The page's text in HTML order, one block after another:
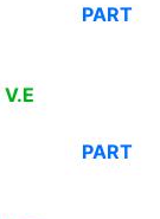
PART
V.E
PART